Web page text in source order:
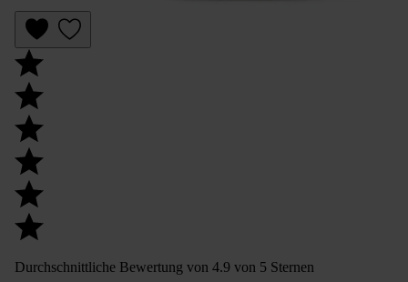
Durchschnittliche Bewertung von 4.9 von 5 Sternen